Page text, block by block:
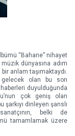
“Bahane” nihayet
müzik dünyasına adım
anlam taşımaktaydı.
gelecek olan bu son
duyulduğunda
çok geniş olan
dinleyen şanslı
belki de
tamamlamak üzere